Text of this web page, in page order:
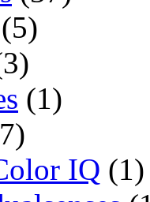
(5)
(1)
IQ (1)